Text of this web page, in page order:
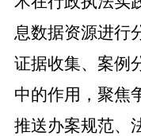
息数据资源进行
证据收集、案例
中的作用，聚焦
推送办案规范、